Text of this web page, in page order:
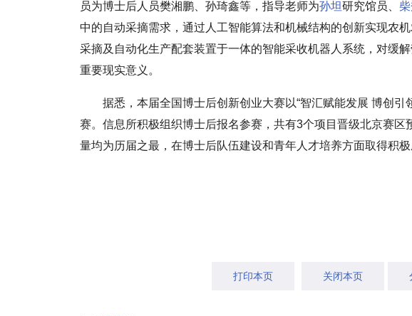
员为博士后人员樊湘鹏、孙琦鑫等，指导老师为孙坦研究馆员、
中的自动采摘需求，通过人工智能算法和机械结构的创新实现农
采摘及自动化生产配套装置于一体的智能采收机器人系统，对缓
重要现实意义。
据悉，本届全国博士后创新创业大赛以“智汇赋能发展 博创
赛。信息所积极组织博士后报名参赛，共有3个项目晋级北京赛
量均为历届之最，在博士后队伍建设和青年人才培养方面取得积极
打印本页 关闭本页